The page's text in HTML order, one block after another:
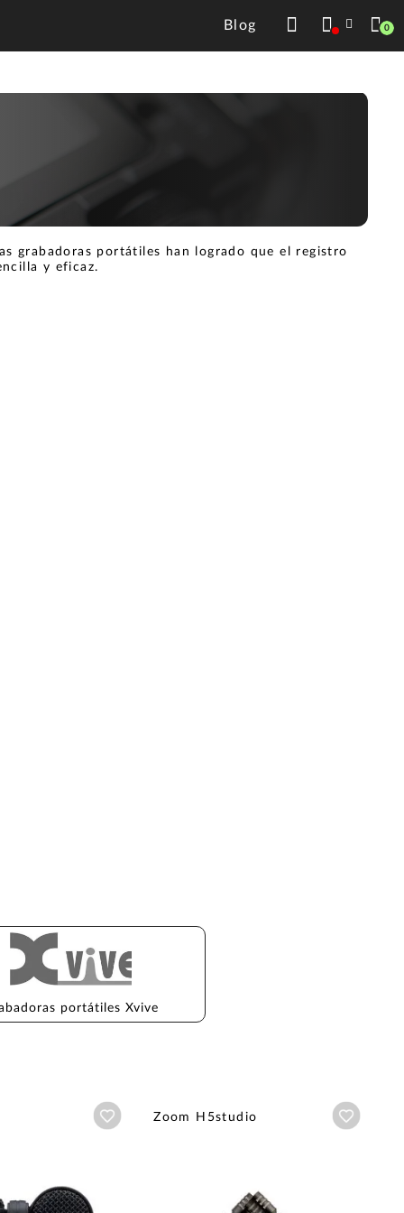
Blog 0
grabadoras portátiles han logrado que el registro
y eficaz.
portátiles Xvive
Añadir a wishlist
Zoom H5studio